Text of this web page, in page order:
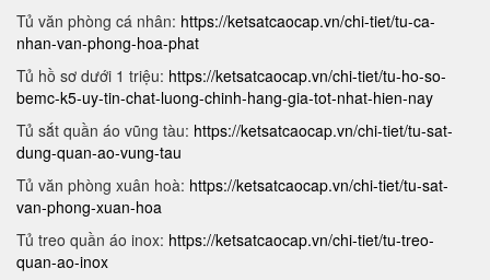
Tủ văn phòng cá nhân: https://ketsatcaocap.vn/chi-tiet/tu-ca-
nhan-van-phong-hoa-phat
Tủ hồ sơ dưới 1 triệu: https://ketsatcaocap.vn/chi-tiet/tu-ho-so-
bemc-k5-uy-tin-chat-luong-chinh-hang-gia-tot-nhat-hien-nay
Tủ sắt quần áo vũng tàu: https://ketsatcaocap.vn/chi-tiet/tu-sat-
dung-quan-ao-vung-tau
Tủ văn phòng xuân hoà: https://ketsatcaocap.vn/chi-tiet/tu-sat-
van-phong-xuan-hoa
Tủ treo quần áo inox: https://ketsatcaocap.vn/chi-tiet/tu-treo-
quan-ao-inox